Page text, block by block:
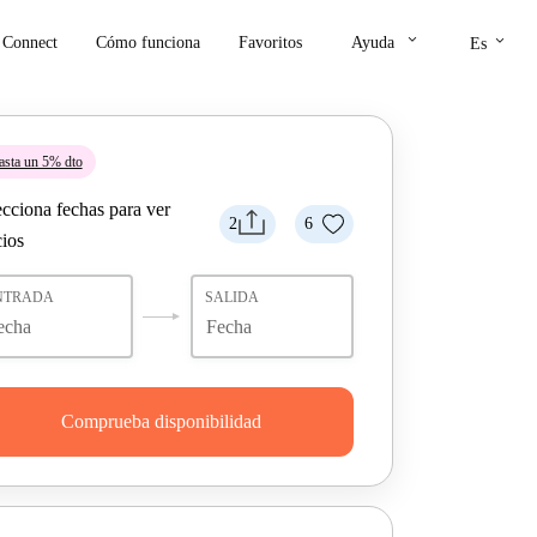
Connect Cómo funciona Favoritos Ayuda keyboard_arrow_down Es keyboard_arrow_down
un 5% dto
2 6
fechas para ver
SALIDA
Comprueba disponibilidad